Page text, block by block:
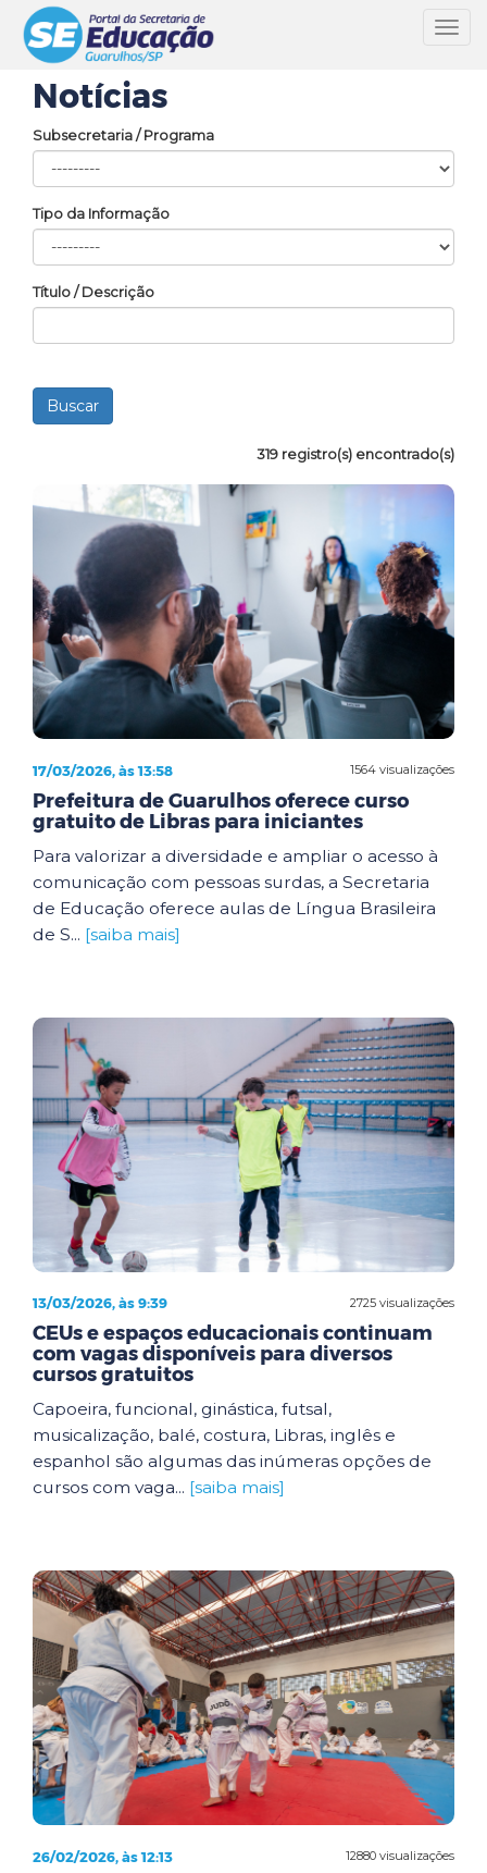
Notícias
Subsecretaria / Programa
Tipo da Informação
Título / Descrição
319 registro(s) encontrado(s)
1564 visualizações
17/03/2026, às 13:58
Prefeitura de Guarulhos oferece curso
gratuito de Libras para iniciantes
Para valorizar a diversidade e ampliar o acesso à
comunicação com pessoas surdas, a Secretaria
de Educação oferece aulas de Língua Brasileira
de S... [saiba mais]
2725 visualizações
13/03/2026, às 9:39
CEUs e espaços educacionais continuam
com vagas disponíveis para diversos
cursos gratuitos
Capoeira, funcional, ginástica, futsal,
musicalização, balé, costura, Libras, inglês e
espanhol são algumas das inúmeras opções de
cursos com vaga... [saiba mais]
12880 visualizações
26/02/2026, às 12:13